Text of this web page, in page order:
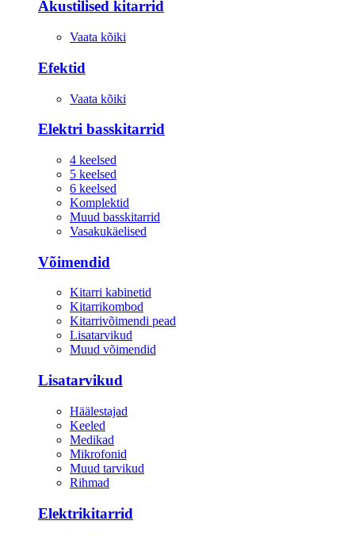
Akustilised kitarrid
Vaata kõiki
Efektid
Vaata kõiki
Elektri basskitarrid
4 keelsed
5 keelsed
6 keelsed
Komplektid
Muud basskitarrid
Vasakukäelised
Võimendid
Kitarri kabinetid
Kitarrikombod
Kitarrivõimendi pead
Lisatarvikud
Muud võimendid
Lisatarvikud
Häälestajad
Keeled
Medikad
Mikrofonid
Muud tarvikud
Rihmad
Elektrikitarrid